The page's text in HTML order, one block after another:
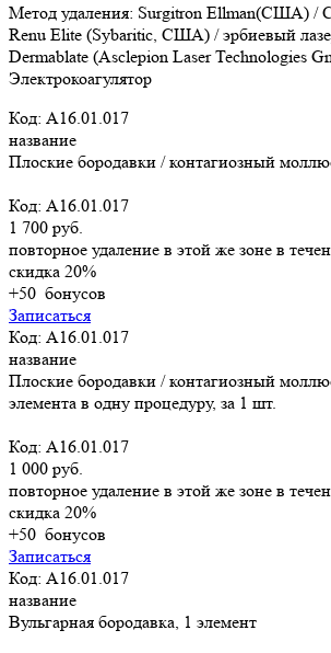
Метод удаления: Surgitron Ellman(США) /
Renu Elite (Sybaritic, США) / эрбиевый
Dermablate (Asclepion Laser Technologies
Электрокоагулятор
Код: A16.01.017
название
Плоские бородавки / контагиозный
Код: A16.01.017
1 700 руб.
повторное удаление в этой же зоне в
скидка 20%
+50 бонусов
Записаться
Код: A16.01.017
название
Плоские бородавки / контагиозный
элемента в одну процедуру, за 1 шт.
Код: A16.01.017
1 000 руб.
повторное удаление в этой же зоне в
скидка 20%
+50 бонусов
Записаться
Код: A16.01.017
название
Вульгарная бородавка, 1 элемент